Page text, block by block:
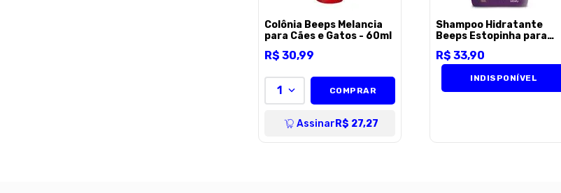
Colônia Beeps Melancia
para Cães e Gatos - 60ml
R$ 30,99
1 COMPRAR
Assinar R$ 27,27
Shampoo Hidratante
Beeps Estopinha para
R$ 33,90
INDISPONÍVEL